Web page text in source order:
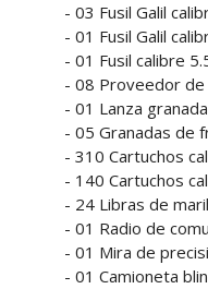
- 03 Fusil Galil
- 01 Fusil Galil
- 01 Fusil calibre
- 08 Proveedor de
- 01 Lanza
- 05 Granadas de
- 310 Cartuchos
- 140 Cartuchos
- 24 Libras de
- 01 Radio de
- 01 Mira de
- 01 Camioneta